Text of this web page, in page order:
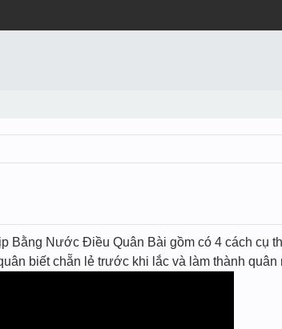
Bằng Nước Điều Quân Bài gồm có 4 cách cụ
biết chẵn lẻ trước khi lắc và làm thành